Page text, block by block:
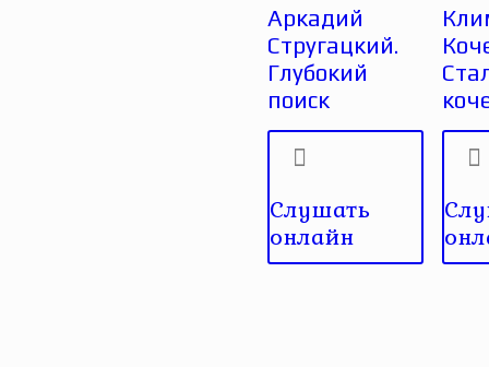
Аркадий
Стругацкий.
Глубокий
поиск
Слушать
онлайн